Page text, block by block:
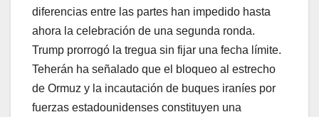
diferencias entre las partes han impedido hasta
ahora la celebración de una segunda ronda.
Trump prorrogó la tregua sin fijar una fecha límite.
Teherán ha señalado que el bloqueo al estrecho
de Ormuz y la incautación de buques iraníes por
fuerzas estadounidenses constituyen una